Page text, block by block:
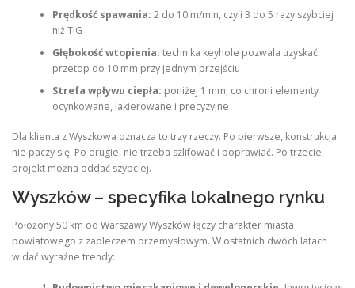
Prędkość spawania: 2 do 10 m/min, czyli 3 do 5 razy szybciej
niż TIG
Głębokość wtopienia: technika keyhole pozwala uzyskać
przetop do 10 mm przy jednym przejściu
Strefa wpływu ciepła: poniżej 1 mm, co chroni elementy
ocynkowane, lakierowane i precyzyjne
Dla klienta z Wyszkowa oznacza to trzy rzeczy. Po pierwsze, konstrukcja
nie paczy się. Po drugie, nie trzeba szlifować i poprawiać. Po trzecie,
projekt można oddać szybciej.
Wyszków – specyfika lokalnego rynku
Położony 50 km od Warszawy Wyszków łączy charakter miasta
powiatowego z zapleczem przemysłowym. W ostatnich dwóch latach
widać wyraźne trendy: